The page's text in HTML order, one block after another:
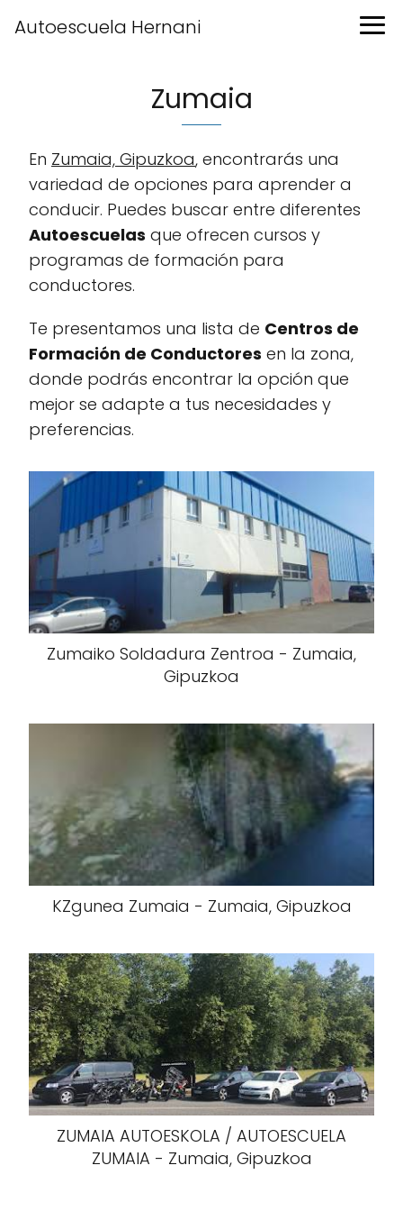
Autoescuela Hernani
Zumaia
En Zumaia, Gipuzkoa, encontrarás una
variedad de opciones para aprender a
conducir. Puedes buscar entre diferentes
Autoescuelas que ofrecen cursos y
programas de formación para
conductores.
Te presentamos una lista de Centros de
Formación de Conductores en la zona,
donde podrás encontrar la opción que
mejor se adapte a tus necesidades y
preferencias.
Zumaiko Soldadura Zentroa - Zumaia,
Gipuzkoa
KZgunea Zumaia - Zumaia, Gipuzkoa
ZUMAIA AUTOESKOLA / AUTOESCUELA
ZUMAIA - Zumaia, Gipuzkoa